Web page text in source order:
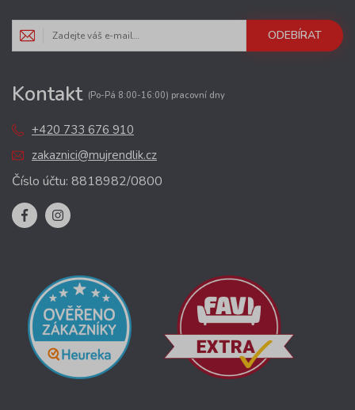
ODEBÍRAT
Kontakt (Po-Pá 8:00-16:00) pracovní dny
+420 733 676 910
zakaznici@mujrendlik.cz
Číslo účtu: 8818982/0800